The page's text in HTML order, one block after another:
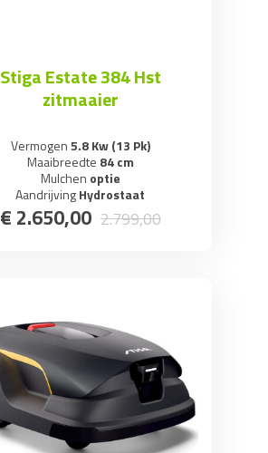
Stiga Estate 384 Hst
zitmaaier
Vermogen5.8 Kw (13 Pk)
Maaibreedte 84 cm
Mulchen optie
AandrijvingHydrostaat
€ 2.650,00 2.799,00